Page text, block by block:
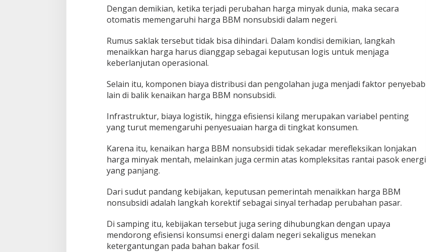
Dengan demikian, ketika terjadi perubahan harga minyak dunia, maka secara
otomatis memengaruhi harga BBM nonsubsidi dalam negeri.
Rumus saklak tersebut tidak bisa dihindari. Dalam kondisi demikian, langkah
menaikkan harga harus dianggap sebagai keputusan logis untuk menjaga
keberlanjutan operasional.
Selain itu, komponen biaya distribusi dan pengolahan juga menjadi faktor penyebab
lain di balik kenaikan harga BBM nonsubsidi.
Infrastruktur, biaya logistik, hingga efisiensi kilang merupakan variabel penting
yang turut memengaruhi penyesuaian harga di tingkat konsumen.
Karena itu, kenaikan harga BBM nonsubsidi tidak sekadar merefleksikan lonjakan
harga minyak mentah, melainkan juga cermin atas kompleksitas rantai pasok energi
yang panjang.
Dari sudut pandang kebijakan, keputusan pemerintah menaikkan harga BBM
nonsubsidi adalah langkah korektif sebagai sinyal terhadap perubahan pasar.
Di samping itu, kebijakan tersebut juga sering dihubungkan dengan upaya
mendorong efisiensi konsumsi energi dalam negeri sekaligus menekan
ketergantungan pada bahan bakar fosil.